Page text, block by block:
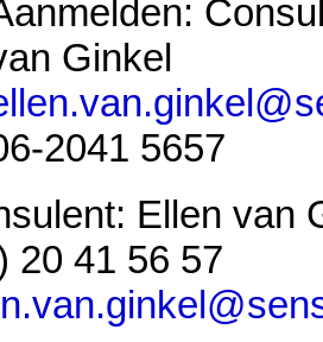
Ginkel
2041 5657
Ellen van
20 41 56 57